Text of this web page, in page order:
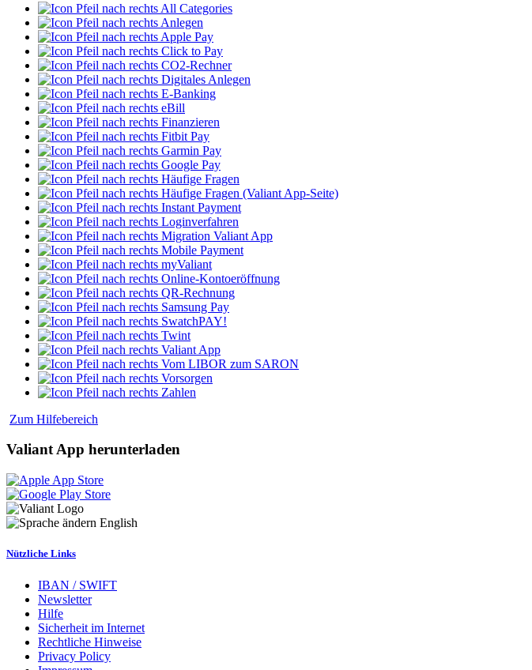
All Categories
Anlegen
Apple Pay
Click to Pay
CO2-Rechner
Digitales Anlegen
E-Banking
eBill
Finanzieren
Fitbit Pay
Garmin Pay
Google Pay
Häufige Fragen
Häufige Fragen (Valiant App-Seite)
Instant Payment
Loginverfahren
Migration Valiant App
Mobile Payment
myValiant
Online-Kontoeröffnung
QR-Rechnung
Samsung Pay
SwatchPAY!
Twint
Valiant App
Vom LIBOR zum SARON
Vorsorgen
Zahlen
Zum Hilfebereich
Valiant App herunterladen
English
Nützliche Links
IBAN / SWIFT
Newsletter
Hilfe
Sicherheit im Internet
Rechtliche Hinweise
Privacy Policy